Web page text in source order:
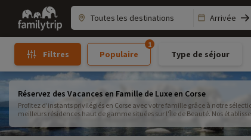
Family
trip
Arrivée
Filtres Populaire
1
Type de séjour
Réservez des Vacances en Famille de Luxe en Corse
Profitez d’instants privilégiés en Corse avec votre famille grâce à notre
meilleurs résidences haut de gamme situées sur l'Île de Beauté. Nos